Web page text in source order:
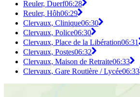
Reuler, Duerf06:28
Reuler, Hôh06:29
Clervaux, Clinique06:30
Clervaux, Police06:30
Clervaux, Place de la Libération06:31
Clervaux, Postes06:32
Clervaux, Maison de Retraite06:33
Clervaux, Gare Routière / Lycée06:33